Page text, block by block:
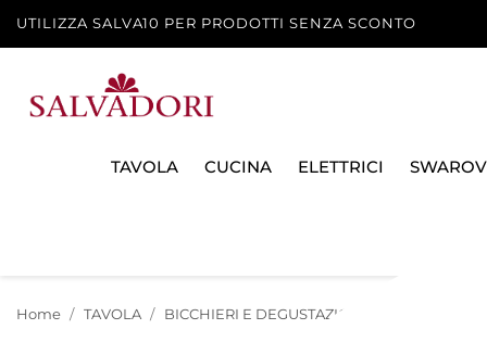
UTILIZZA SALVA10 PER PRODOTTI SENZA SCONTO
TAVOLA CUCINA ELETTRICI
Home TAVOLA BICCHIERI E DEGUSTAZIONE